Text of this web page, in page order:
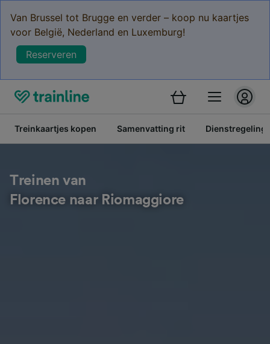
Van Brussel tot Brugge en verder – koop nu kaartjes
voor België, Nederland en Luxemburg!
Reserveren
Treinkaartjes kopen Samenvatting rit Dienstregeling
Treinen van
Florence naar Riomaggiore